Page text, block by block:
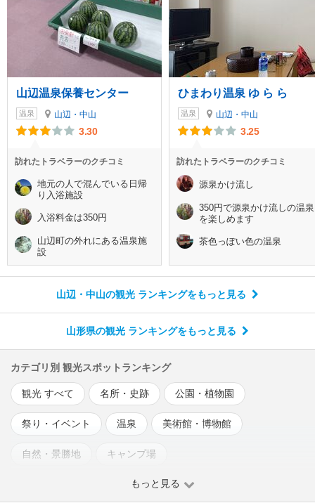
山辺温泉保養センター
温泉 山辺・中山
3.30
訪れたトラベラーのクチコミ
地元の人で混んでいる日帰
り入浴施設
入浴料金は350円
山辺町の外れにある温泉施
設
ひまわり温泉 ゆ ら ら
温泉 山辺・中山
3.25
訪れたトラベラーのクチコミ
源泉かけ流し
350円で源泉かけ流しの温泉
を楽しめます
茶色っぽい色の温泉
山辺・中山の観光 ランキングをもっと見る
山形県の観光 ランキングをもっと見る
カテゴリ別 観光スポットランキング
観光 すべて 名所・史跡 公園・植物園
祭り・イベント 温泉 美術館・博物館
自然・景勝地 キャンプ場
もっと見る